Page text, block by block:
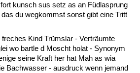
kunsch sus setz as an Füdlasprung
du wegkommst sonst gibt eine Tritt
Kind Trümslar - Verträumte
wo bartle d Moscht holat - Synonym
seine Kraft her hat Mah as wia
Bachwasser - ausdruck wenn jemand